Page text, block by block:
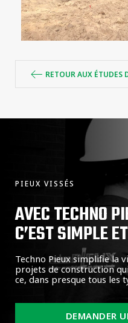
RETOUR AUX ÉTUDES
PIEUX VISSÉS
AVEC TECHNO
C’EST SIMPLE
Techno Pieux simplifie la
projets de construction
ce, dans presque tous les
DEMANDER